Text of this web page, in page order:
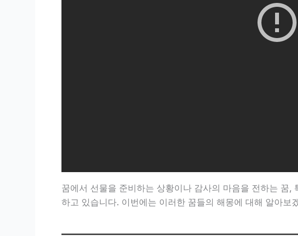
꿈에서 선물을 준비하는 상황이나 감사의 마음을 전하는 꿈
하고 있습니다. 이번에는 이러한 꿈들의 해몽에 대해 알아보